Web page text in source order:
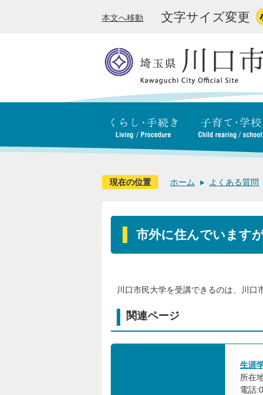
本文へ移動 文字サイズ変更
現在の位置 ホーム よくある質問
市外に住んでいます
川口市民大学を受講できるのは、川口
関連ページ
生涯
所在
電話